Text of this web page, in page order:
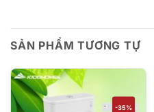
SẢN PHẨM TƯƠNG TỰ
-35%